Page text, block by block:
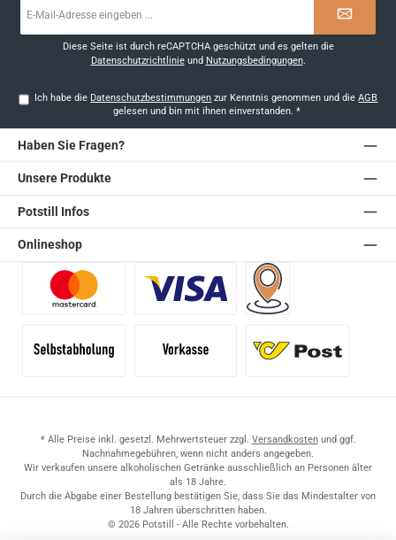
Mail-
Diese Seite ist durch reCAPTCHA geschützt und es gelten die
Datenschutzrichtlinieund Nutzungsbedingungen.
Ich habe die Datenschutzbestimmungen zur Kenntnis genommen und dieAGB
gelesen und bin mit ihnen einverstanden. *
Haben Sie Fragen?
Unsere Produkte
Potstill Infos
Onlineshop
* Alle Preise inkl. gesetzl. Mehrwertsteuer zzgl. Versandkostenund ggf.
Nachnahmegebühren, wenn nicht anders angegeben.
Wir verkaufen unsere alkoholischen Getränke ausschließlich an Personen älter
als 18 Jahre.
Durch die Abgabe einer Bestellung bestätigen Sie, dass Sie das Mindestalter von
18 Jahren überschritten haben.
© 2026 Potstill - Alle Rechte vorbehalten.